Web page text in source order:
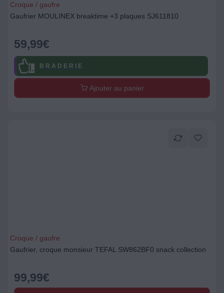
Croque / gaufre
Gaufrier MOULINEX breaktime +3 plaques SJ611810
59,99€
B R A D E R I E
Ajouter au panier
Croque / gaufre
Gaufrier, croque monsieur TEFAL SW862BF0 snack collection
99,99€